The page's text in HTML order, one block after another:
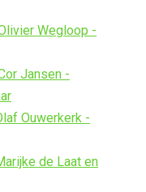
Wegloop -
Jansen -
Ouwerkerk -
de Laat en